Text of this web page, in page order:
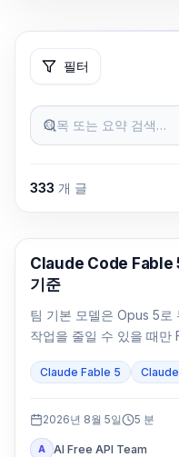
필터
제목 또는 요약 검색…
333 개 글
Claude Code
Claude Code Fable
기준
팀 기본 모델은 Opus 5로
작업을 줄일 수 있을 때만
Claude Fable 5
2026년 8월 5일 5 분
A AI Free API Team